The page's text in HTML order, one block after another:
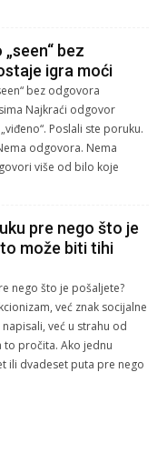
bez
igra moći
bez odgovora
Najkraći odgovor
Poslali ste poruku.
odgovora. Nema
više od bilo koje
pre nego što je
može biti tihi
nego što je pošaljete?
već znak socijalne
već u strahu od
pročita. Ako jednu
ili dvadeset puta pre nego